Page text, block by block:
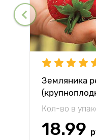
Земляника
Кол-во в
18.99